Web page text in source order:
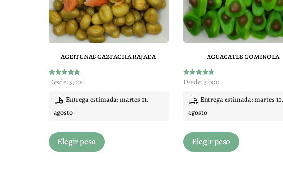
en
la
página
de
producto
en
la
página
de
producto
ACEITUNAS GAZPACHA RAJADA
Valorado
con
de 5
Desde:3,00€
Entrega estimada: martes 11.
agosto
Elegir peso
producto
AGUACATES GOMINOLA
Valorado
con
de 5
Desde:3,00€
Entrega estimada: martes 11.
agosto
Elegir peso
producto